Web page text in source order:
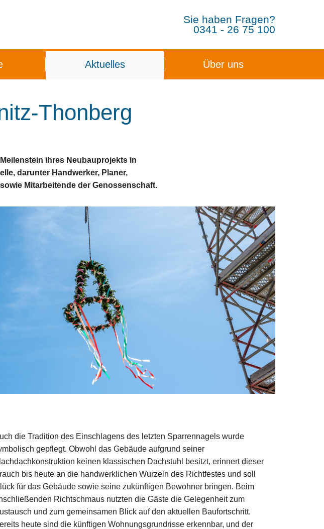
Sie haben Fragen?
0341 - 26 75 100
Aktuelles Über uns
Thonberg
ihres Neubauprojekts in
darunter Handwerker, Planer,
Mitarbeitende der Genossenschaft.
die Tradition des Einschlagens des letzten Sparrennagels wurde
gepflegt. Obwohl das Gebäude aufgrund seiner
keinen klassischen Dachstuhl besitzt, erinnert dieser
bis heute an die handwerklichen Wurzeln des Richtfestes und soll
für das Gebäude sowie seine zukünftigen Bewohner bringen. Beim
Richtschmaus nutzten die Gäste die Gelegenheit zum
und zum gemeinsamen Blick auf den aktuellen Baufortschritt.
heute sind die künftigen Wohnungsgrundrisse erkennbar, und der